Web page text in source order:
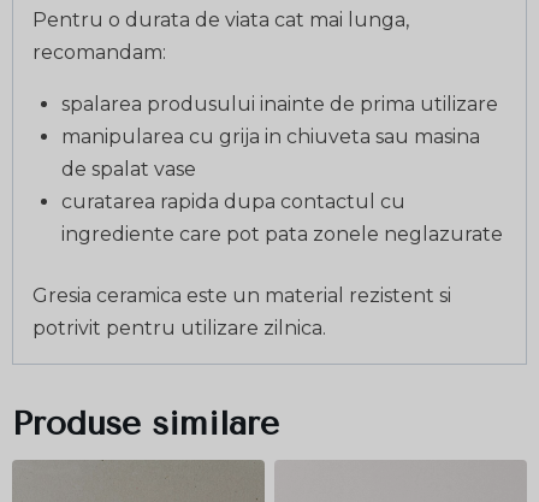
Pentru o durata de viata cat mai lunga,
recomandam:
spalarea produsului inainte de prima utilizare
manipularea cu grija in chiuveta sau masina
de spalat vase
curatarea rapida dupa contactul cu
ingrediente care pot pata zonele neglazurate
Gresia ceramica este un material rezistent si
potrivit pentru utilizare zilnica.
Produse similare